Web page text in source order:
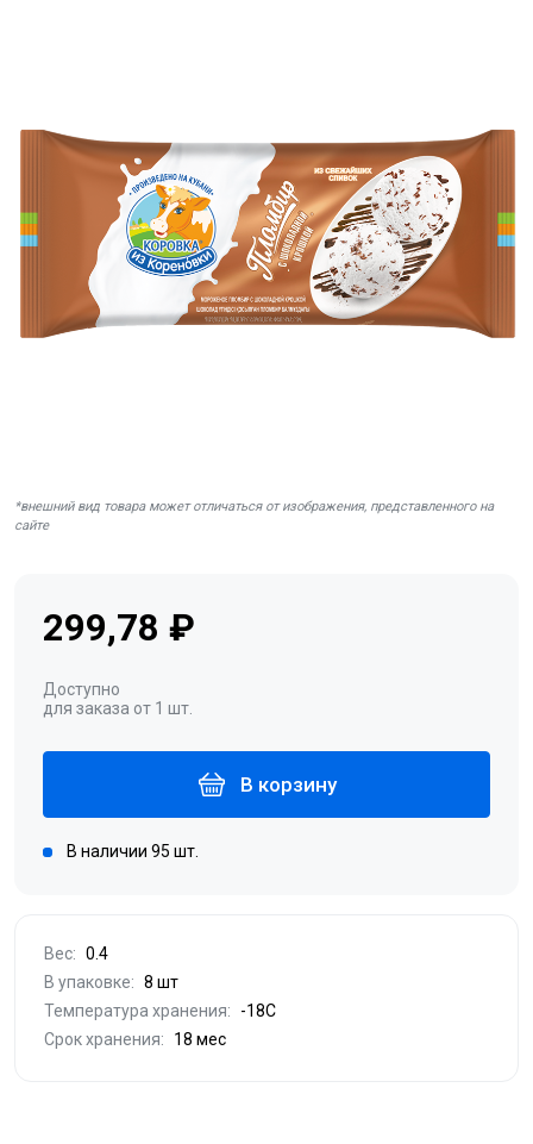
*внешний вид товара может отличаться от изображения, представленного на
сайте
299,78 ₽
Доступно
для заказа от 1 шт.
В корзину
В наличии 95 шт.
Вес: 0.4
В упаковке: 8 шт
Температура хранения:
-18С
Срок хранения:
18 мес